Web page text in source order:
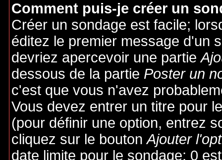
Comment puis-je créer un
Créer un sondage est facile;
éditez le premier message d'un
devriez apercevoir une partie
dessous de la partie Poster un
c'est que vous n'avez
Vous devez entrer un titre pour
(pour définir une option, entrez
cliquez sur le boutonAjouter
date limite pour le sondage; 0